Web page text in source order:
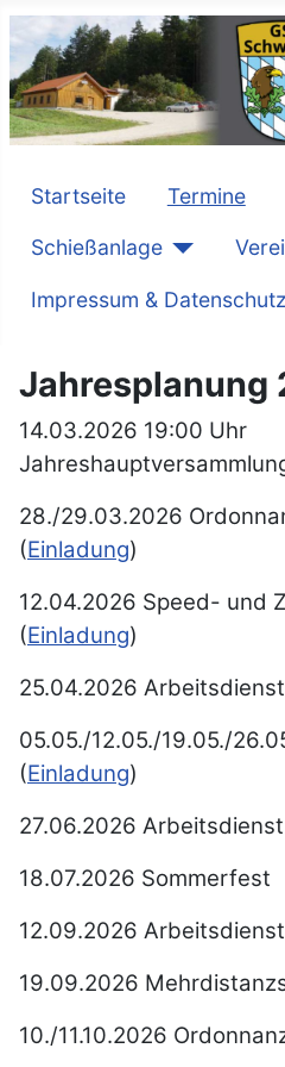
Startseite Termine
Schießanlage
Impressum & Datenschutz
Jahresplanung
14.03.2026 19:00 Uhr
28./29.03.2026
(Einladung)
12.04.2026 Speed- und
(Einladung)
25.04.2026 Arbeitsdienst
05.05./12.05./19.05./
(Einladung)
27.06.2026 Arbeitsdienst
18.07.2026 Sommerfest
12.09.2026 Arbeitsdienst
19.09.2026
10./11.10.2026